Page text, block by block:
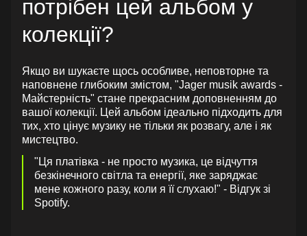
потрібен цей альбом у
колекції?
Якщо ви шукаєте щось особливе, неповторне та
наповнене глибоким змістом, "Jager musik awards -
Майстерність" стане прекрасним доповненням до
вашої колекції. Цей альбом ідеально підходить для
тих, хто цінує музику не тільки як розвагу, але і як
мистецтво.
"Ця платівка - не просто музика, це відчуття
безкінечного світла та енергії, яке заряджає
мене кожного разу, коли я її слухаю!" - Відгук зі
Spotify.